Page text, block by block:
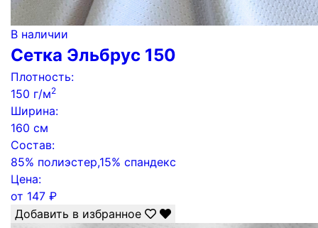
В наличии
Сетка Эльбрус 150
Плотность:
150 г/м2
Ширина:
160 см
Состав:
85% полиэстер,15% спандекс
Цена:
от 147 ₽
Добавить в избранное